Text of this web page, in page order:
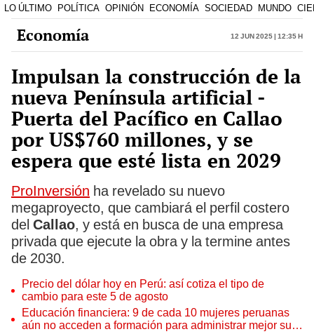
LO ÚLTIMO POLÍTICA OPINIÓN ECONOMÍA SOCIEDAD MUNDO
Economía 12 Jun 2025 | 12:35 h
Impulsan la construcción de la
nueva Península artificial -
Puerta del Pacífico en Callao
por US$760 millones, y se
espera que esté lista en 2029
ProInversión ha revelado su nuevo
megaproyecto, que cambiará el perfil costero
del Callao, y está en busca de una empresa
privada que ejecute la obra y la termine antes
de 2030.
Precio del dólar hoy en Perú: así cotiza el tipo de
cambio para este 5 de agosto
Educación financiera: 9 de cada 10 mujeres peruanas
aún no acceden a formación para administrar mejor su